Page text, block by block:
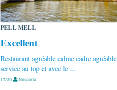
PELL MELL
Excellent
Restaurant agréable calme cadre agréable
service au top et avec le ...
17/20 Nocciola